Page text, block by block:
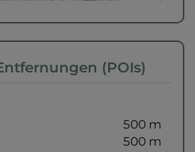
(POIs)
500 m
500 m